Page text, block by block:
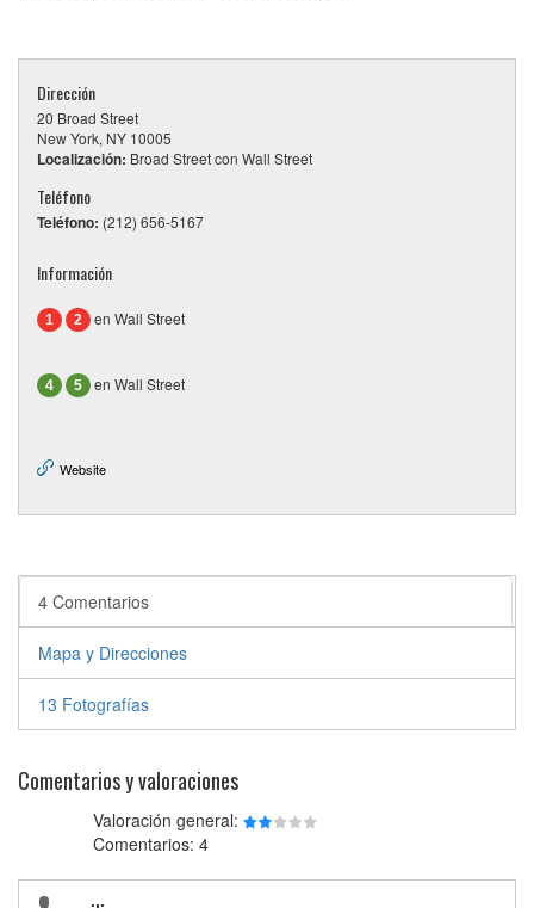
Dirección
20 Broad Street
New York, NY 10005
Localización: Broad Street con Wall Street
Teléfono
Teléfono: (212) 656-5167
Información
1 2 en Wall Street
4 5 en Wall Street
Website
4 Comentarios
Mapa y Direcciones
13 Fotografías
Comentarios y valoraciones
Valoración general:
Comentarios: 4